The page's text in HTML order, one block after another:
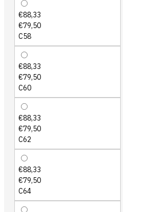
€88,33
€79,50
C58
€88,33
€79,50
C60
€88,33
€79,50
C62
€88,33
€79,50
C64